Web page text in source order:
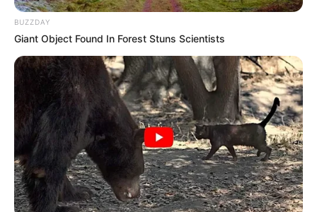
BUZZDAY
Giant Object Found In Forest Stuns Scientists